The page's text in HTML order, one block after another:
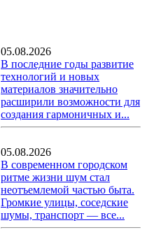
05.08.2026
В последние годы развитие
технологий и новых
материалов значительно
расширили возможности для
создания гармоничных и...
05.08.2026
В современном городском
ритме жизни шум стал
неотъемлемой частью быта.
Громкие улицы, соседские
шумы, транспорт — все...